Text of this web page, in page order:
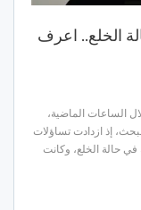
الخلع.. اعرف
الساعات الماضية،
إذ ازدادت تساؤلات
في حالة الخلع، وكانت